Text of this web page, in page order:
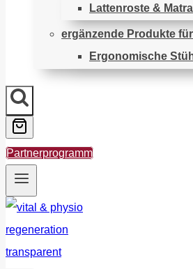
Lattenroste &
ergänzende Produkte
Ergonomische
Partnerprogramm